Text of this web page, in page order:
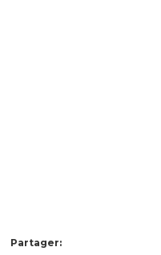
Partager: